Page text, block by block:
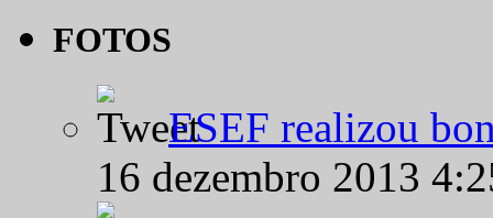
FOTOS
ESEF realizou
16 dezembro 2013